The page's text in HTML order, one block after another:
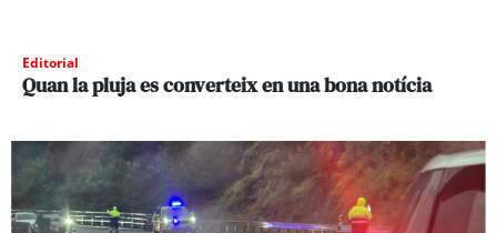
Editorial
Quan la pluja es converteix en una bona notícia